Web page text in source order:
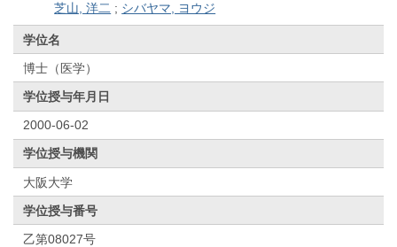
芝山, 洋二 ; シバヤマ, ヨウジ
学位名
博士（医学）
学位授与年月日
2000-06-02
学位授与機関
大阪大学
学位授与番号
乙第08027号